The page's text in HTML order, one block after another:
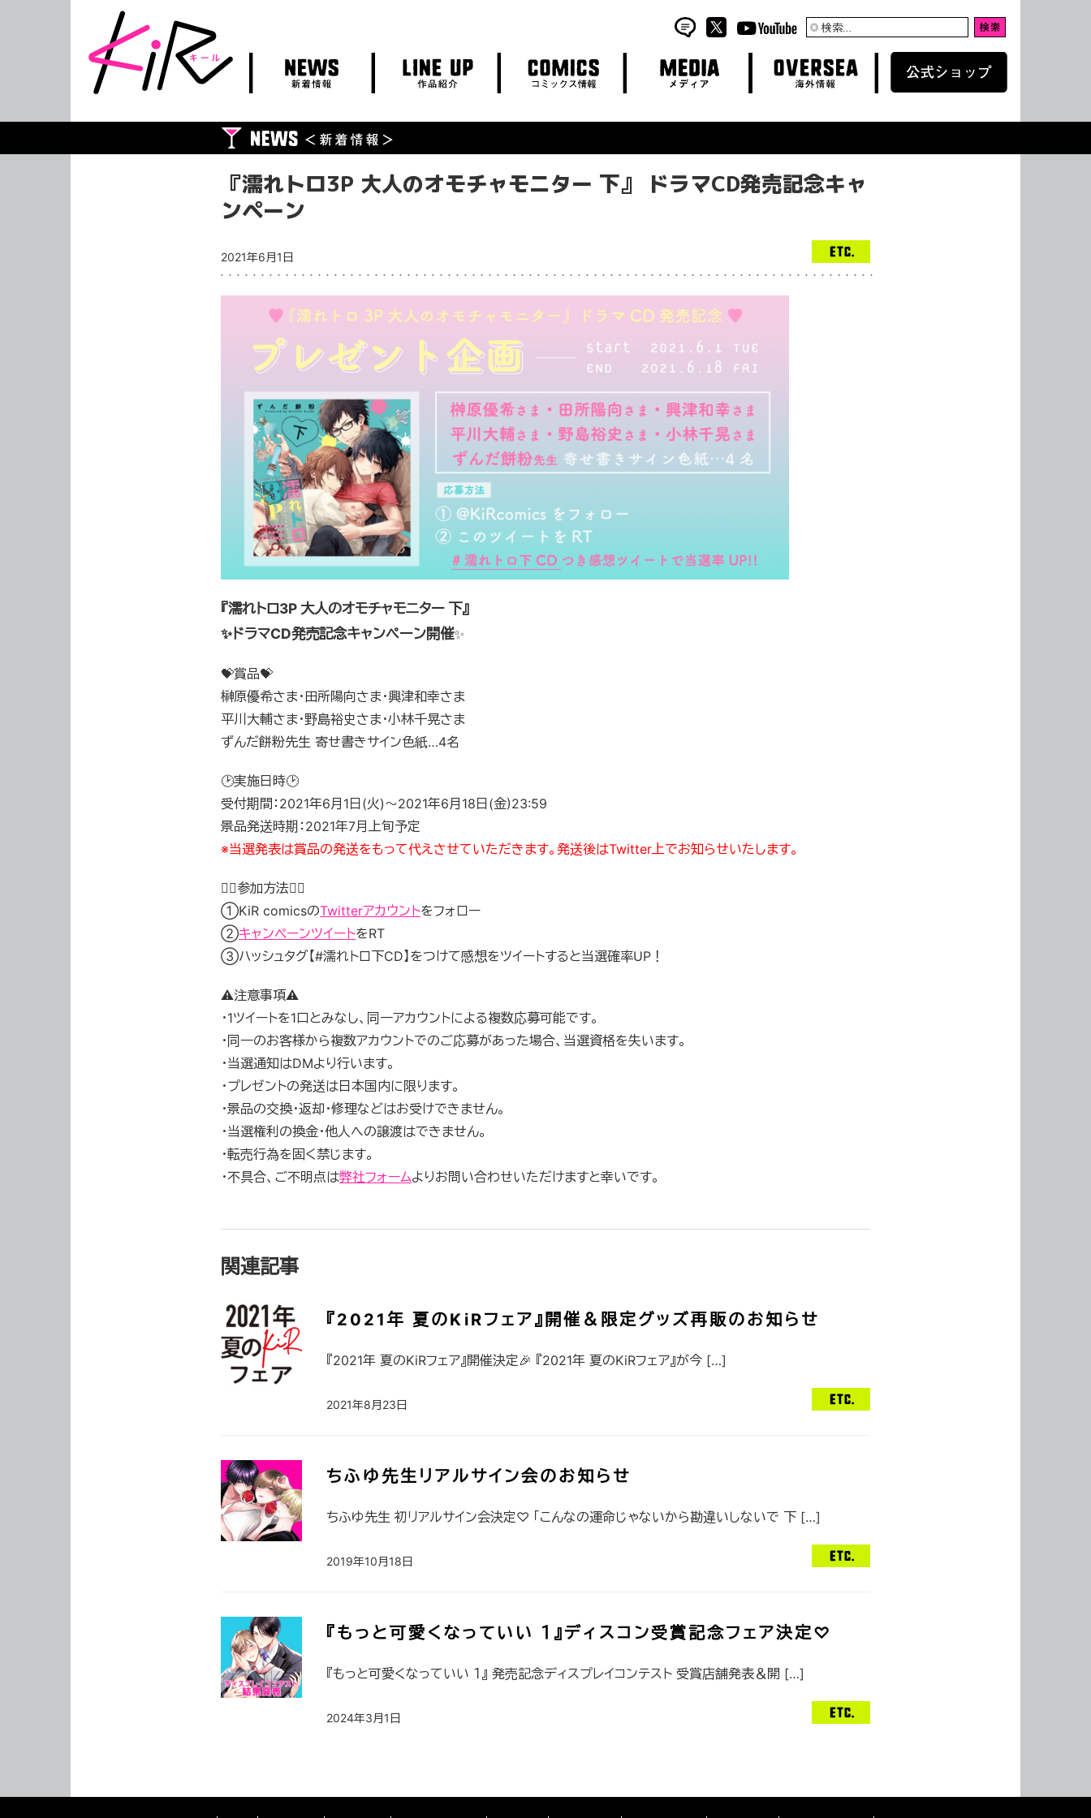
検
新着情報 作品紹介 コミックス情報 メディア 海外情報
WEB SHOP
公式ショップ
『濡れトロ3P 大人のオモチャモニター 下』 ドラマCD発売記念キャ
ンペーン
2021年6月1日
『濡れトロ3P 大人のオモチャモニター 下』
✨ドラマCD発売記念キャンペーン開催✨
💝賞品💝
榊原優希さま・田所陽向さま・興津和幸さま
平川大輔さま・野島裕史さま・小林千晃さま
ずんだ餅粉先生 寄せ書きサイン色紙…4名
🕑実施日時🕑
受付期間：2021年6月1日(火)～2021年6月18日(金)23:59
景品発送時期：2021年7月上旬予定
※当選発表は賞品の発送をもって代えさせていただきます。発送後はTwitter上でお知らせいたします。
🏃‍♂️参加方法🏃‍♂️
①KiR comicsのTwitterアカウントをフォロー
②キャンペーンツイートをRT
③ハッシュタグ【#濡れトロ下CD】をつけて感想をツイートすると当選確率UP！
⚠️注意事項⚠️
・1ツイートを1口とみなし、同一アカウントによる複数応募可能です。
・同一のお客様から複数アカウントでのご応募があった場合、当選資格を失います。
・当選通知はDMより行います。
・プレゼントの発送は日本国内に限ります。
・景品の交換・返却・修理などはお受けできません。
・当選権利の換金・他人への譲渡はできません。
・転売行為を固く禁じます。
・不具合、ご不明点は弊社フォームよりお問い合わせいただけますと幸いです。
関連記事
『2021年 夏のKiRフェア』開催＆限定グッズ再販のお知らせ
『2021年 夏のKiRフェア』開催決定🎉 『2021年 夏のKiRフェア』が今 […]
2021年8月23日
ちふゆ先生リアルサイン会のお知らせ
ちふゆ先生 初リアルサイン会決定♡ 「こんなの運命じゃないから勘違いしないで 下 […]
2019年10月18日
『もっと可愛くなっていい １』ディスコン受賞記念フェア決定♡
『もっと可愛くなっていい １』 発売記念ディスプレイコンテスト 受賞店舗発表＆開 […]
2024年3月1日